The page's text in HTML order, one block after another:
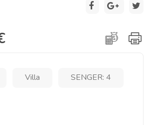
Villa SENGER: 4